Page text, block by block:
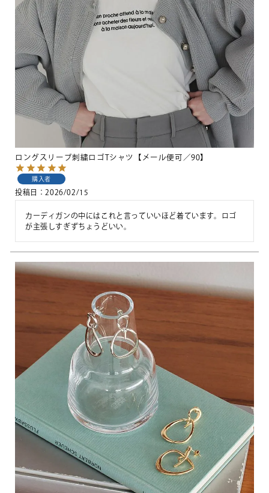
ロングスリーブ刺繍ロゴTシャツ【メール便可／90】
購入者
投稿日 2026/02/15
カーディガンの中にはこれと言っていいほど着ています。ロゴ
が主張しすぎずちょうどいい。